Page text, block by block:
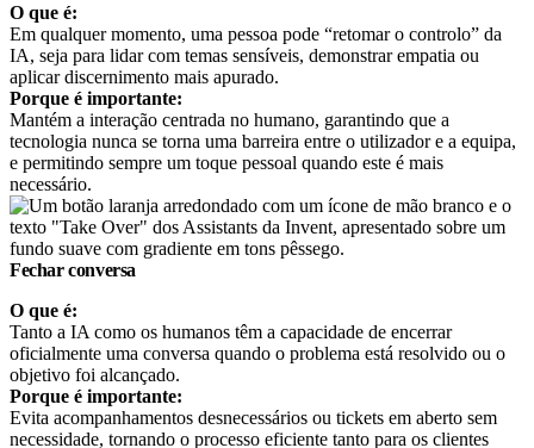
O que é:
Em qualquer momento, uma pessoa pode “retomar o controlo” da
IA, seja para lidar com temas sensíveis, demonstrar empatia ou
aplicar discernimento mais apurado.
Porque é importante:
Mantém a interação centrada no humano, garantindo que a
tecnologia nunca se torna uma barreira entre o utilizador e a equipa,
e permitindo sempre um toque pessoal quando este é mais
necessário.
Fechar conversa
O que é:
Tanto a IA como os humanos têm a capacidade de encerrar
oficialmente uma conversa quando o problema está resolvido ou o
objetivo foi alcançado.
Porque é importante:
Evita acompanhamentos desnecessários ou tickets em aberto sem
necessidade, tornando o processo eficiente tanto para os clientes